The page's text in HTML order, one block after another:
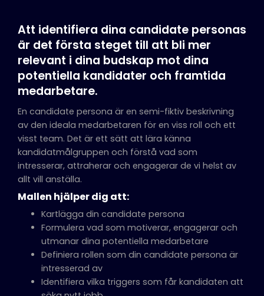
Att identifiera dina candidate personas
är det första steget till att bli mer
relevant i dina budskap mot dina
potentiella kandidater och framtida
medarbetare.
En candidate persona är en semi-fiktiv beskrivning
av den ideala medarbetaren för en viss roll och ett
visst team. Det är ett sätt att lära känna
kandidatmålgruppen och förstå vad som
intresserar, attraherar och engagerar de vi helst av
allt vill anställa.
Mallen hjälper dig att:
Kartlägga din candidate persona
Formulera vad som motiverar, engagerar och
utmanar dina potentiella medarbetare
Definiera rollen som din candidate persona är
intresserad av
Identifiera vilka triggers som får kandidaten att